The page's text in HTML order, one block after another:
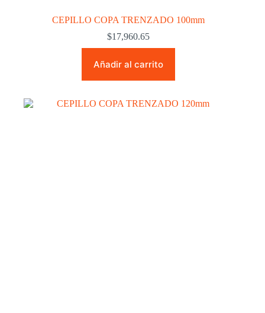
CEPILLO COPA TRENZADO 100mm
$17,960.65
Añadir al carrito